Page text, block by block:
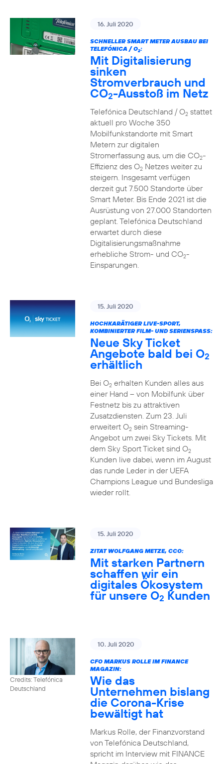
16. Juli 2020
SCHNELLER SMART METER AUSBAU BEI
TELEFÓNICA / O2:
Mit Digitalisierung
sinken
Stromverbrauch und
CO2-Ausstoß im Netz
Telefónica Deutschland / O2stattet
aktuell pro Woche 350
Mobilfunkstandorte mit Smart
Metern zur digitalen
Stromerfassung aus, um die CO2-
Effizienz des O2Netzes weiter zu
steigern. Insgesamt verfügen
derzeit gut 7.500 Standorte über
Smart Meter. Bis Ende 2021 ist die
Ausrüstung von 27.000 Standorten
geplant. Telefónica Deutschland
erwartet durch diese
Digitalisierungsmaßnahme
erhebliche Strom- und CO2-
Einsparungen.
15. Juli 2020
HOCHKARÄTIGER LIVE-SPORT,
KOMBINIERTER FILM- UND SERIENSPASS:
Neue Sky Ticket
Angebote bald bei O2
erhältlich
Bei O2erhalten Kunden alles aus
einer Hand – von Mobilfunk über
Festnetz bis zu attraktiven
Zusatzdiensten. Zum 23. Juli
erweitert O2sein Streaming-
Angebot um zwei Sky Tickets. Mit
dem Sky Sport Ticket sind O2
Kunden live dabei, wenn im August
das runde Leder in der UEFA
Champions League und Bundesliga
wieder rollt.
15. Juli 2020
ZITAT WOLFGANG METZE, CCO:
Mit starken Partnern
schaffen wir ein
digitales Ökosystem
für unsere O2 Kunden
Credits: Telefónica
Deutschland
10. Juli 2020
CFO MARKUS ROLLE IM FINANCE
MAGAZIN:
Wie das
Unternehmen bislang
die Corona-Krise
bewältigt hat
Markus Rolle, der Finanzvorstand
von Telefónica Deutschland,
spricht im Interview mit FINANCE